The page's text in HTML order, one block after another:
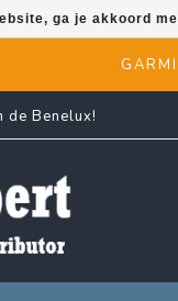
de Benelux!
ga je akkoord